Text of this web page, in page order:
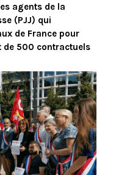
agents de la
(PJJ) qui
de France pour
de 500 contractuels